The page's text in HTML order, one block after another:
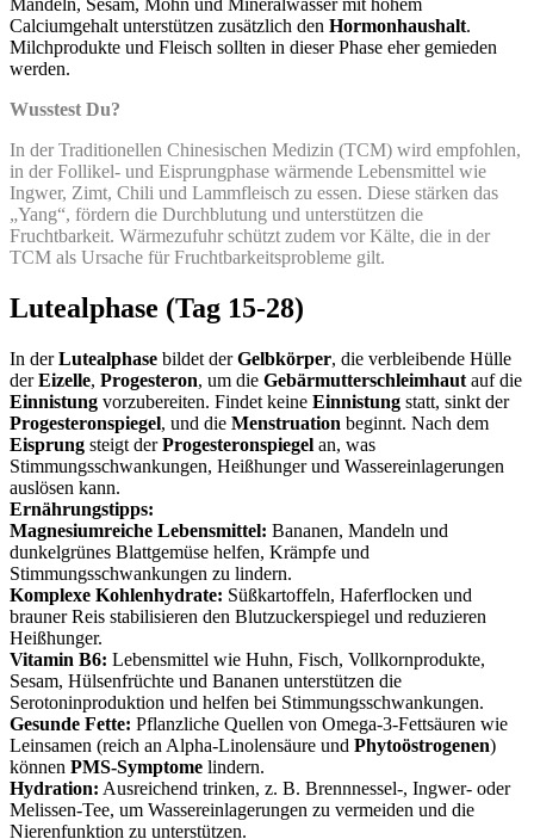
Mandeln, Sesam, Mohn und Mineralwasser mit hohem
Calciumgehalt unterstützen zusätzlich den Hormonhaushalt.
Milchprodukte und Fleisch sollten in dieser Phase eher gemieden
werden.
Wusstest Du?
In der Traditionellen Chinesischen Medizin (TCM) wird empfohlen,
in der Follikel- und Eisprungphase wärmende Lebensmittel wie
Ingwer, Zimt, Chili und Lammfleisch zu essen. Diese stärken das
„Yang“, fördern die Durchblutung und unterstützen die
Fruchtbarkeit. Wärmezufuhr schützt zudem vor Kälte, die in der
TCM als Ursache für Fruchtbarkeitsprobleme gilt.
Lutealphase (Tag 15-28)
In derLutealphase bildet derGelbkörper, die verbleibende Hülle
derEizelle, Progesteron, um die Gebärmutterschleimhaut auf die
Einnistung vorzubereiten. Findet keine Einnistung statt, sinkt der
Progesteronspiegel, und die Menstruation beginnt. Nach dem
Eisprung steigt derProgesteronspiegel an, was
Stimmungsschwankungen, Heißhunger und Wassereinlagerungen
auslösen kann.
Ernährungstipps:
Magnesiumreiche Lebensmittel: Bananen, Mandeln und
dunkelgrünes Blattgemüse helfen, Krämpfe und
Stimmungsschwankungen zu lindern.
Komplexe Kohlenhydrate: Süßkartoffeln, Haferflocken und
brauner Reis stabilisieren den Blutzuckerspiegel und reduzieren
Heißhunger.
Vitamin B6: Lebensmittel wie Huhn, Fisch, Vollkornprodukte,
Sesam, Hülsenfrüchte und Bananen unterstützen die
Serotoninproduktion und helfen bei Stimmungsschwankungen.
Gesunde Fette: Pflanzliche Quellen von Omega-3-Fettsäuren wie
Leinsamen (reich an Alpha-Linolensäure und Phytoöstrogenen)
können PMS-Symptome lindern.
Hydration: Ausreichend trinken, z. B. Brennnessel-, Ingwer- oder
Melissen-Tee, um Wassereinlagerungen zu vermeiden und die
Nierenfunktion zu unterstützen.